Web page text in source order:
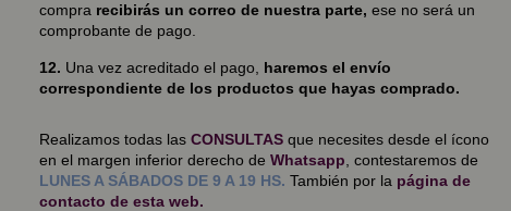
compra recibirás un correo de nuestra parte, ese no será un
comprobante de pago.
12. Una vez acreditado el pago, haremos el envío
correspondiente de los productos que hayas comprado.
Realizamos todas las CONSULTAS que necesites desde el ícono
en el margen inferior derecho de Whatsapp , contestaremos de
LUNES A SÁBADOS DE 9 A 19 HS. También por la página de
contacto de esta web.